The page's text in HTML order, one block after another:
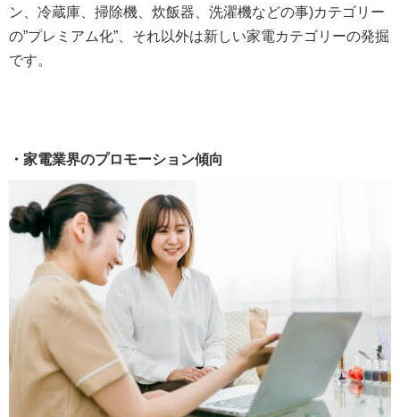
ン、冷蔵庫、掃除機、炊飯器、洗濯機などの事)カテゴリー
の”プレミアム化”、それ以外は新しい家電カテゴリーの発掘
です。
・家電業界のプロモーション傾向